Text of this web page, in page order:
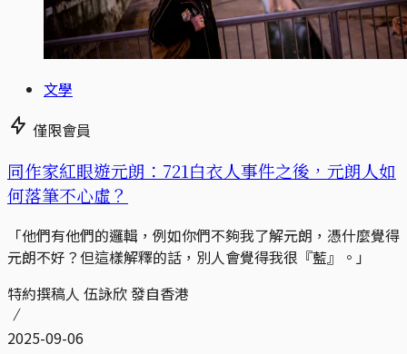
文學
僅限會員
同作家紅眼遊元朗：721白衣人事件之後，元朗人如
何落筆不心虛？
「他們有他們的邏輯，例如你們不夠我了解元朗，憑什麼覺得
元朗不好？但這樣解釋的話，別人會覺得我很『藍』。」
特約撰稿人 伍詠欣 發自香港
2025-09-06